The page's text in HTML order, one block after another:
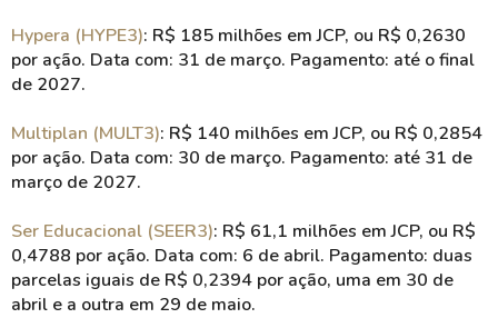
Hypera (HYPE3): R$ 185 milhões em JCP, ou R$ 0,2630
por ação. Data com: 31 de março. Pagamento: até o final
de 2027.
Multiplan (MULT3): R$ 140 milhões em JCP, ou R$ 0,2854
por ação. Data com: 30 de março. Pagamento: até 31 de
março de 2027.
Ser Educacional (SEER3): R$ 61,1 milhões em JCP, ou R$
0,4788 por ação. Data com: 6 de abril. Pagamento: duas
parcelas iguais de R$ 0,2394 por ação, uma em 30 de
abril e a outra em 29 de maio.